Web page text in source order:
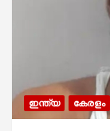
ഇന്ത്യ കേരളം